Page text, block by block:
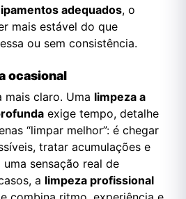
adequados, o
mais estável do que
ou sem consistência.
ocasional
mais claro. Uma limpeza a
exige tempo, detalhe
“limpar melhor”: é chegar
tratar acumulações e
sensação real de
a limpeza profissional